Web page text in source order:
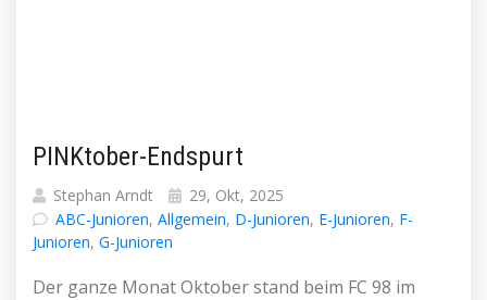
PINKtober-Endspurt
Stephan Arndt
29, Okt, 2025
ABC-Junioren, Allgemein, D-Junioren, E-Junioren, F-
Junioren, G-Junioren
Der ganze Monat Oktober stand beim FC 98 im